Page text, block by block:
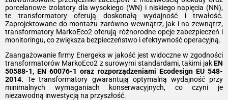
porcelanowe izolatory dla wysokiego (WN) i niskiego napięcia (NN),
te transformatory oferują doskonałą wydajność i trwałość.
Zaprojektowane do montażu zarówno wewnątrz, jak i na zewnątrz,
transformatory MarkoEco2 oferują różnorodne opcje zabezpieczeń i
monitoringu, co zwiększa bezpieczeństwo i efektywność operacyjną.
Zaangażowanie firmy Energeks w jakość jest widoczne w zgodności
transformatorów MarkoEco2 z surowymi standardami, takimi jakEN
50588-1, EN 60076-1 oraz rozporządzeniami Ecodesign EU 548-
2014. Te transformatory gwarantują optymalną wydajność przy
minimalnych wymaganiach konserwacyjnych, co czyni je
niezawodną inwestycją na przyszłość.